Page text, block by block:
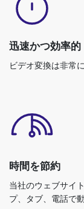
迅速かつ効率的
ビデオ変換は非常
時間を節約
当社のウェブサイ
プ、タブ、電話で